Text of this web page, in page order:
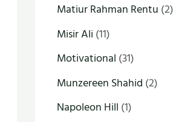
Matiur Rahman Rentu (2)
Misir Ali (11)
Motivational (31)
Munzereen Shahid (2)
Napoleon Hill (1)